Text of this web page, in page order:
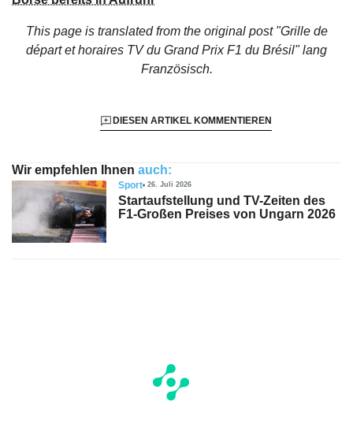
This page is translated from the original post "Grille de
départ et horaires TV du Grand Prix F1 du Brésil"lang
Französisch.
DIESEN ARTIKEL KOMMENTIEREN
Wir empfehlen Ihnen auch:
Sport 26. Juli 2026
Startaufstellung und TV-Zeiten des
F1-Großen Preises von Ungarn 2026